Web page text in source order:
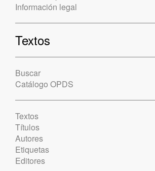
Información legal
Textos
Buscar
Catálogo OPDS
Textos
Títulos
Autores
Etiquetas
Editores